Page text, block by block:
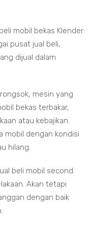
mobil bekas Klender
pusat jual beli,
dijual dalam
mesin yang
bekas terbakar,
atau kebajikan.
mobil dengan kondisi
hilang.
beli mobil second
Akan tetapi
dengan baik